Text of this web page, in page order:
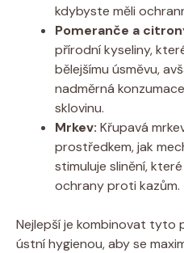
kdybyste měli
Pomeranče a
přírodní kyseliny,
bělejšímu úsměvu,
nadměrná
sklovinu.
Mrkev: Křupavá
prostředkem, jak
stimuluje slinění,
ochrany proti kazům.
Nejlepší je kombinovat tyto
ústní hygienou, aby se